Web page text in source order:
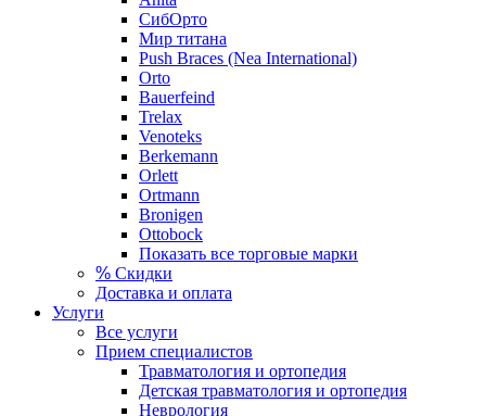
СибОрто
Мир титана
Push Braces (Nea International)
Orto
Bauerfeind
Trelax
Venoteks
Berkemann
Orlett
Ortmann
Bronigen
Ottobock
Показать все торговые марки
% Скидки
Доставка и оплата
Услуги
Все услуги
Прием специалистов
Травматология и ортопедия
Детская травматология и ортопедия
Неврология